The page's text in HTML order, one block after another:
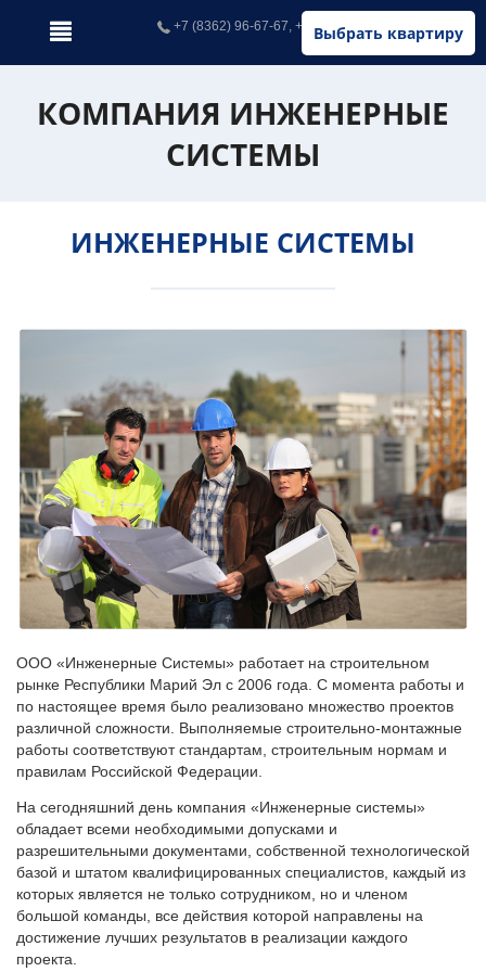
Выбрать квартиру
+7 (8362) 96-67-67, +7 (902) 326-67-67
КОМПАНИЯ ИНЖЕНЕРНЫЕ
СИСТЕМЫ
ИНЖЕНЕРНЫЕ СИСТЕМЫ
ООО «Инженерные Системы» работает на строительном
рынке Республики Марий Эл с 2006 года. С момента работы и
по настоящее время было реализовано множество проектов
различной сложности. Выполняемые строительно-монтажные
работы соответствуют стандартам, строительным нормам и
правилам Российской Федерации.
На сегодняшний день компания «Инженерные системы»
обладает всеми необходимыми допусками и
разрешительными документами, собственной технологической
базой и штатом квалифицированных специалистов, каждый из
которых является не только сотрудником, но и членом
большой команды, все действия которой направлены на
достижение лучших результатов в реализации каждого
проекта.